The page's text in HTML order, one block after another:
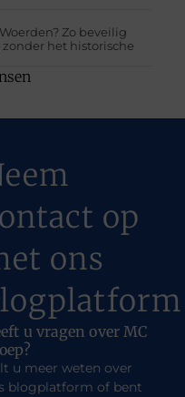
Zo beveilig
het historische
op
ons
u vragen over MC
u meer weten over
blogplatform of bent